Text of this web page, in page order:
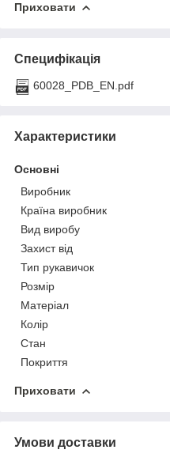
Приховати
Специфікація
60028_PDB_EN.pdf
Характеристики
Основні
Виробник
Країна виробник
Вид виробу
Захист від
Тип рукавичок
Розмір
Матеріал
Колір
Стан
Покриття
Приховати
Умови доставки